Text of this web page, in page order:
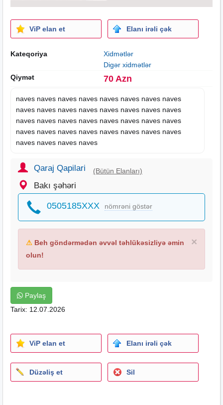
ViP elan et Elanı irəli çək
Kateqoriya
Xidmətlər
Digər xidmətlər
Qiymət
70 Azn
naves naves naves naves naves naves naves naves
naves naves naves naves naves naves naves naves
naves naves naves naves naves naves naves naves
naves naves naves naves naves naves naves naves
naves naves naves naves
Qaraj Qapilari (Bütün Elanları)
Bakı şəhəri
0505185XXX nömrəni göstər
×
⚠ Beh göndərmədən əvvəl təhlükəsizliyə əmin
olun!
Paylaş
Tarix: 12.07.2026
ViP elan et Elanı irəli çək
Düzəliş et Sil